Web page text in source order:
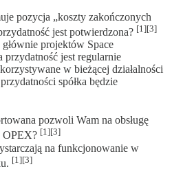
pozycja „koszty zakończonych
jest potwierdzona? [1][3]
projektów Space
jest regularnie
w bieżącej działalności
spółka będzie
pozwoli Wam na obsługę
OPEX? [1][3]
na funkcjonowanie w
[1][3]